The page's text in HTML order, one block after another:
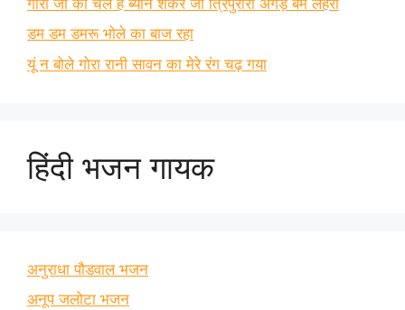
डम डम डमरू भोले का बाज रहा
यूं न बोले गोरा रानी सावन का मेरे रंग चढ़ गया
हिंदी भजन गायक
अनुराधा पौडवाल भजन
अनूप जलोटा भजन